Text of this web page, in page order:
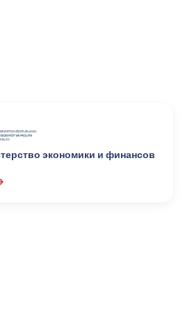
экономики и финансов